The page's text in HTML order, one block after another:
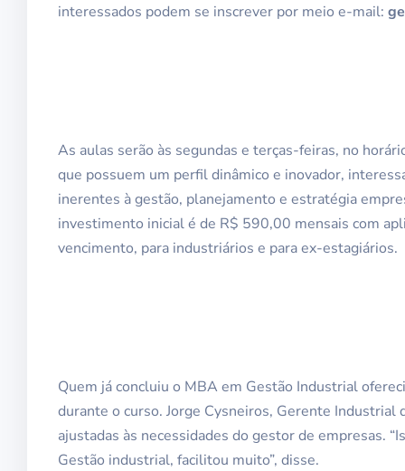
interessados podem se inscrever por meio e-mail:
As aulas serão às segundas e terças-feiras, no
que possuem um perfil dinâmico e inovador,
inerentes à gestão, planejamento e estratégia
investimento inicial é de R$ 590,00 mensais com
vencimento, para industriários e para ex-estagiários.
Quem já concluiu o MBA em Gestão Industrial
durante o curso. Jorge Cysneiros, Gerente Industrial
ajustadas às necessidades do gestor de empresas.
Gestão industrial, facilitou muito”, disse.